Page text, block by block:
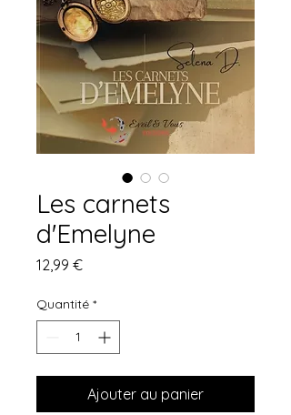
Les carnets
d'Emelyne
12,99 €Prix
Quantité *
Ajouter au panier